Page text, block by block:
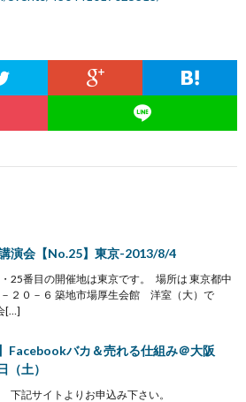
演会【No.25】東京-2013/8/4
25番目の開催地は東京です。 場所は 東京都中
２０－６ 築地市場厚生会館 洋室（大）で
】Facebookバカ＆売れる仕組み＠大阪
（土）
記サイトよりお申込み下さい。